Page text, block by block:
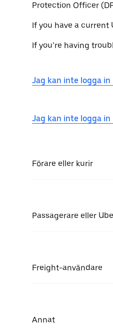
Protection Officer
If you have a
If you’re having
Jag kan inte logga
Jag kan inte logga
Förare eller kurir
Passagerare eller
Freight-användare
Annat